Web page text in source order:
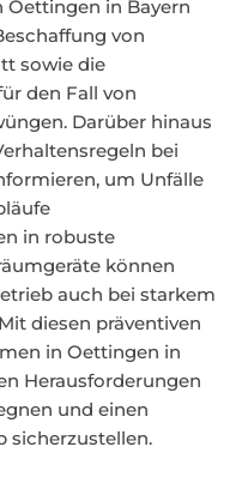
in Bayern
von
sowie die
den Fall von
Darüber hinaus
bei
um Unfälle
in robuste
können
auch bei starkem
diesen präventiven
in Oettingen in
Herausforderungen
und einen
sicherzustellen.